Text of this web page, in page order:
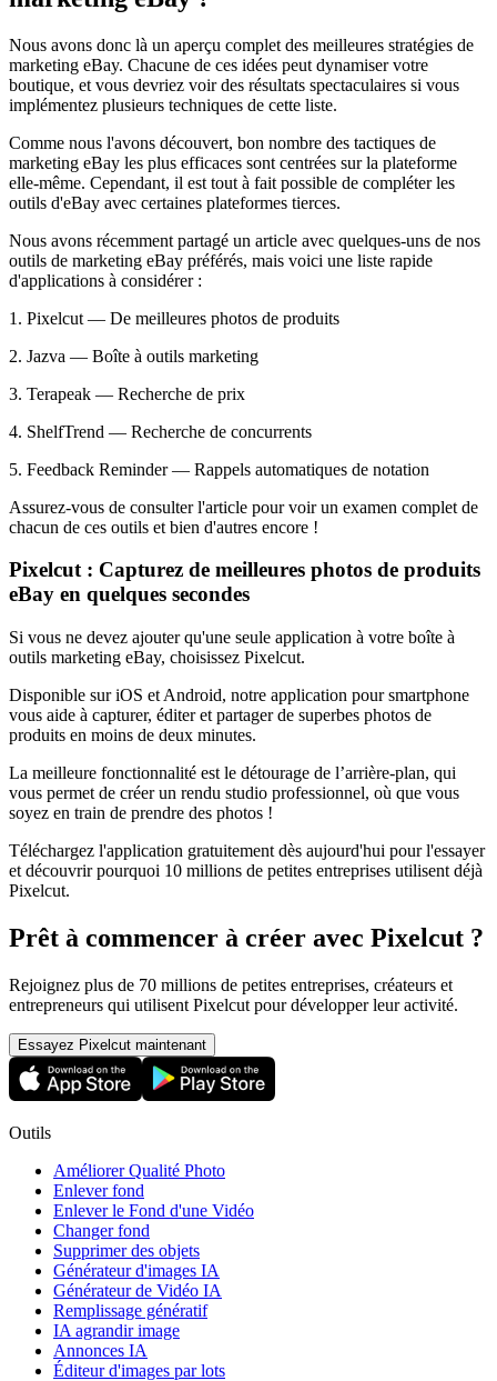
Nous avons donc là un aperçu complet des meilleures stratégies de
marketing eBay. Chacune de ces idées peut dynamiser votre
boutique, et vous devriez voir des résultats spectaculaires si vous
implémentez plusieurs techniques de cette liste.
Comme nous l'avons découvert, bon nombre des tactiques de
marketing eBay les plus efficaces sont centrées sur la plateforme
elle-même. Cependant, il est tout à fait possible de compléter les
outils d'eBay avec certaines plateformes tierces.
Nous avons récemment partagé un article avec quelques-uns de nos
outils de marketing eBay préférés, mais voici une liste rapide
d'applications à considérer :
1. Pixelcut — De meilleures photos de produits
2. Jazva — Boîte à outils marketing
3. Terapeak — Recherche de prix
4. ShelfTrend — Recherche de concurrents
5. Feedback Reminder — Rappels automatiques de notation
Assurez-vous de consulter l'article pour voir un examen complet de
chacun de ces outils et bien d'autres encore !
Pixelcut : Capturez de meilleures photos de produits
eBay en quelques secondes
Si vous ne devez ajouter qu'une seule application à votre boîte à
outils marketing eBay, choisissez Pixelcut.
Disponible sur iOS et Android, notre application pour smartphone
vous aide à capturer, éditer et partager de superbes photos de
produits en moins de deux minutes.
La meilleure fonctionnalité est le détourage de l’arrière-plan, qui
vous permet de créer un rendu studio professionnel, où que vous
soyez en train de prendre des photos !
Téléchargez l'application gratuitement dès aujourd'hui pour l'essayer
et découvrir pourquoi 10 millions de petites entreprises utilisent déjà
Pixelcut.
Prêt à commencer à créer avec Pixelcut ?
Rejoignez plus de 70 millions de petites entreprises, créateurs et
entrepreneurs qui utilisent Pixelcut pour développer leur activité.
Essayez Pixelcut maintenant
Outils
Améliorer Qualité Photo
Enlever fond
Enlever le Fond d'une Vidéo
Changer fond
Supprimer des objets
Générateur d'images IA
Générateur de Vidéo IA
Remplissage génératif
IA agrandir image
Annonces IA
Éditeur d'images par lots